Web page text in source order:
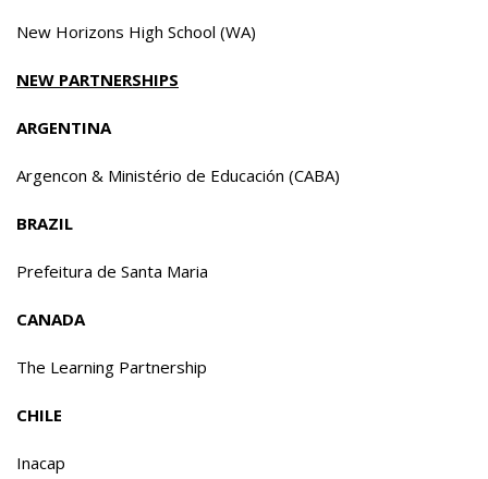
New Horizons High School (WA)
NEW PARTNERSHIPS
ARGENTINA
Argencon & Ministério de Educación (CABA)
BRAZIL
Prefeitura de Santa Maria
CANADA
The Learning Partnership
CHILE
Inacap